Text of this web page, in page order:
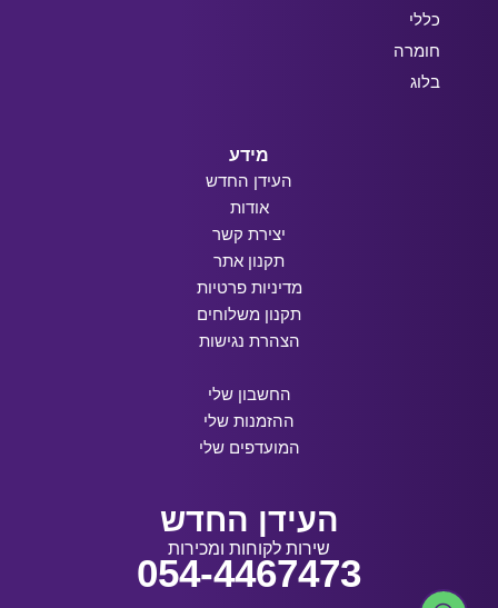
כללי
חומרה
בלוג
מידע
העידן החדש
אודות
יצירת קשר
תקנון אתר
מדיניות פרטיות
תקנון משלוחים
הצהרת נגישות
החשבון שלי
ההזמנות שלי
המועדפים שלי
העידן החדש
שירות לקוחות ומכירות
054-4467473